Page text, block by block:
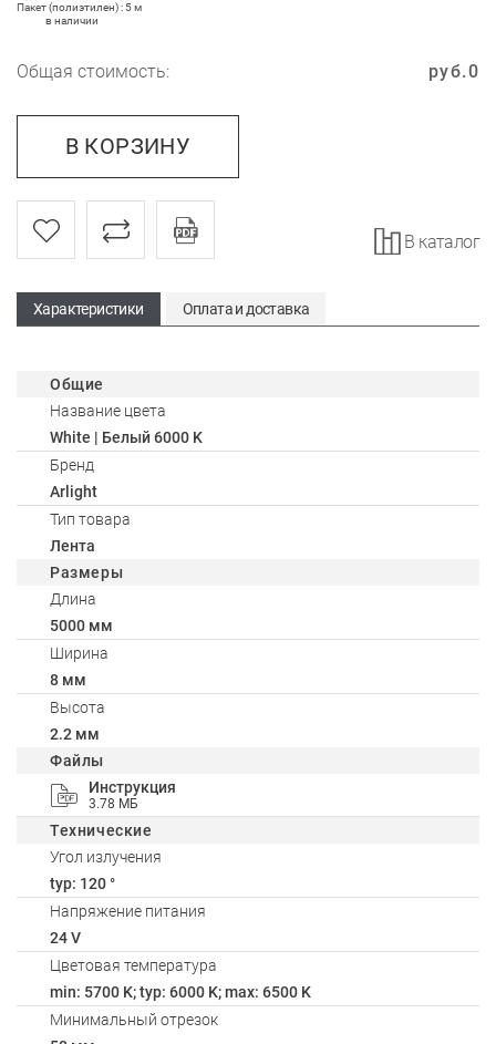
Пакет (полиэтилен) : 5 м
в наличии
Общая стоимость: 0
руб.
В КОРЗИНУ
В каталог
Характеристики Оплата и доставка
Общие
Название цвета
White | Белый 6000 K
Бренд
Arlight
Тип товара
Лента
Размеры
Длина
5000 мм
Ширина
8 мм
Высота
2.2 мм
Файлы
Инструкция
3.78 МБ
Технические
Угол излучения
typ: 120 °
Напряжение питания
24 V
Цветовая температура
min: 5700 K; typ: 6000 K; max: 6500 K
Минимальный отрезок